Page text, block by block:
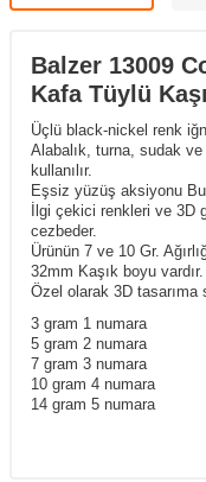
Balzer 13009
Kafa Tüylü
Üçlü black-nickel renk
Alabalık, turna, sudak ve
kullanılır.
Eşsiz yüzüş aksiyonu
İlgi çekici renkleri ve 3D
cezbeder.
Ürünün 7 ve 10 Gr.
32mm Kaşık boyu vardır.
Özel olarak 3D tasarıma
3 gram 1 numara
5 gram 2 numara
7 gram 3 numara
10 gram 4 numara
14 gram 5 numara